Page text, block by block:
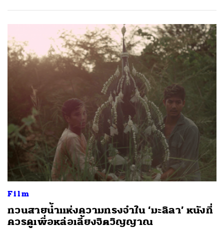
Film
ทวนสายน้ำแห่งความทรงจำใน ‘มะลิลา’ หนังที่
ควรดูเพื่อหล่อเลี้ยงจิตวิญญาณ